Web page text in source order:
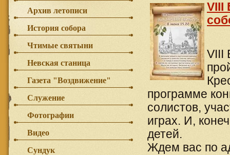
VIII
VIII
программе
солистов,
играх. И,
детей.
Ждем вас по
Архив летописи
История собора
Чтимые святыни
Невская станица
Газета "Воздвижение"
Служение
Фотографии
Видео
Сундук